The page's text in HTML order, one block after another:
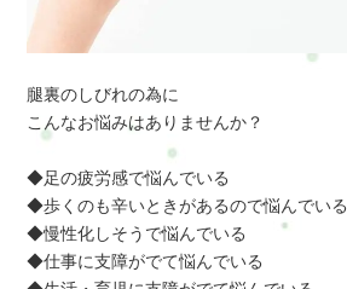
腿裏のしびれの為に
こんなお悩みはありませんか？
◆足の疲労感で悩んでいる
◆歩くのも辛いときがあるので悩んでいる
◆慢性化しそうで悩んでいる
◆仕事に支障がでて悩んでいる